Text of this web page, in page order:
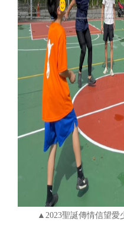
▲2023聖誕傳情信望愛